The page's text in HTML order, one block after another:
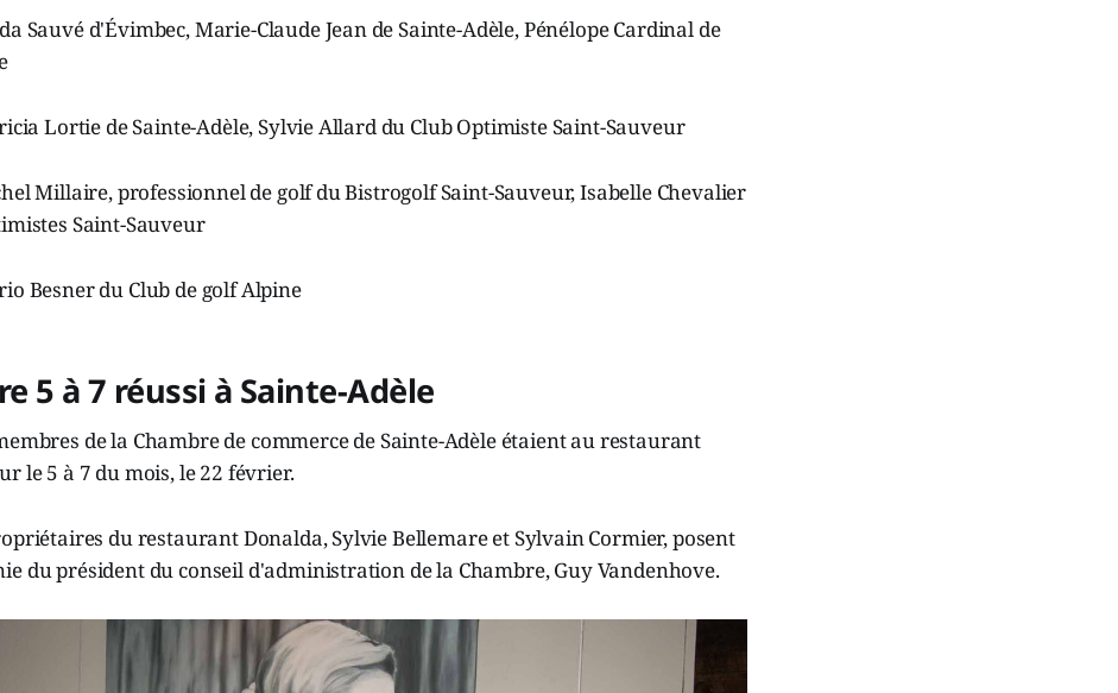
Sauvé d'Évimbec, Marie-Claude Jean de Sainte-Adèle, Pénélope Cardinal de
Lortie de Sainte-Adèle, Sylvie Allard du Club Optimiste Saint-Sauveur
Millaire, professionnel de golf du Bistrogolf Saint-Sauveur, Isabelle Chevalier
Saint-Sauveur
Besner du Club de golf Alpine
5 à 7 réussi à Sainte-Adèle
de la Chambre de commerce de Sainte-Adèle étaient au restaurant
le 5 à 7 du mois, le 22 février.
du restaurant Donalda, Sylvie Bellemare et Sylvain Cormier, posent
du président du conseil d'administration de la Chambre, Guy Vandenhove.